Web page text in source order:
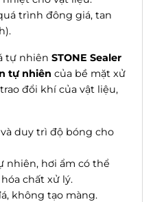
trình đông giá, tan
tự nhiên STONE Sealer
tự nhiên của bề mặt xử
đổi khí của vật liệu,
duy trì độ bóng cho
nhiên, hơi ẩm có thể
chất xử lý.
không tạo màng.